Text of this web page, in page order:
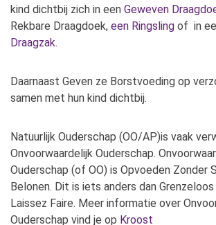
kind dichtbij zich in een Geweven
Rekbare Draagdoek, een Ringsling of in
Draagzak.
Daarnaast Geven ze Borstvoeding op
samen met hun kind dichtbij.
Natuurlijk Ouderschap (OO/AP)is vaak
Onvoorwaardelijk Ouderschap.
Ouderschap (of OO) is Opvoeden Zonder
Belonen. Dit is iets anders dan
Laissez Faire. Meer informatie over
Ouderschap vind je op Kroost